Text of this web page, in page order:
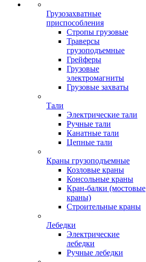
Грузозахватные
приспособления
Стропы грузовые
Траверсы
грузоподъемные
Грейферы
Грузовые
электромагниты
Грузовые захваты
Тали
Электрические тали
Ручные тали
Канатные тали
Цепные тали
Краны грузоподъемные
Козловые краны
Консольные краны
Кран-балки (мостовые
краны)
Строительные краны
Лебедки
Электрические
лебедки
Ручные лебедки